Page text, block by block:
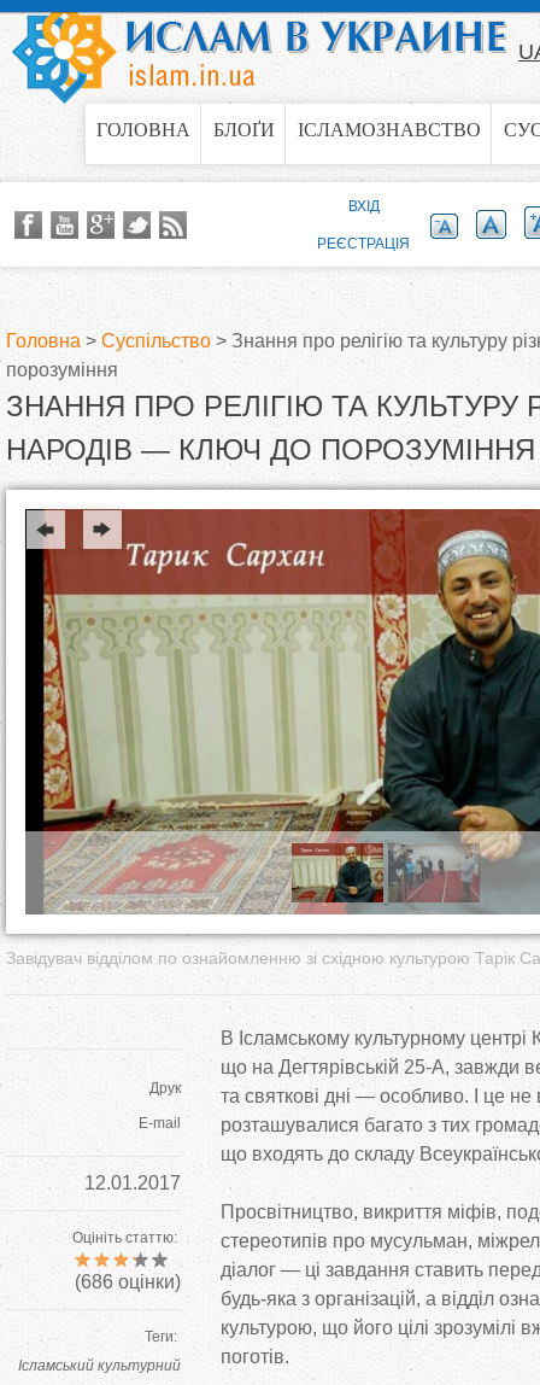
Jump to navigation
ГОЛОВНА БЛОҐИ ІСЛАМОЗНАВСТВО
В
и
є
Головна > Суспільство> Знання про релігію та культуру
порозуміння
ЗНАННЯ ПРО РЕЛІГІЮ ТА КУЛЬТУРУ
НАРОДІВ — КЛЮЧ ДО ПОРОЗУМІННЯ
Завідувач відділом по ознайомленню зі східною культурою Тарік
Друк
E-mail
12.01.2017
Оцініть статтю:
(686оцінки)
Теги:
Ісламський культурний
В Ісламському культурному центрі
що на Дегтярівській 25-А, завжди
та святкові дні — особливо. І це не
розташувалися багато з тих
що входять до складу
Просвітництво, викриття міфів,
стереотипів про мусульман,
діалог — ці завдання ставить
будь-яка з організацій, а відділ
культурою, що його цілі зрозумілі
поготів.
ВХІД
РЕЄСТРАЦІЯ